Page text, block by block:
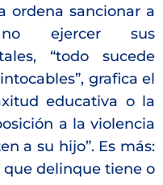
ordena sancionar a
ejercer sus
“todo sucede
grafica el
educativa o la
a la violencia
a su hijo”. Es más:
que delinque tiene o